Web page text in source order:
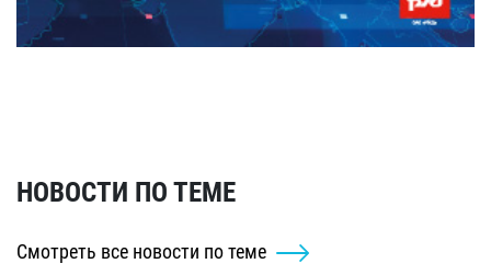
НОВОСТИ ПО ТЕМЕ
Смотреть все новости по теме